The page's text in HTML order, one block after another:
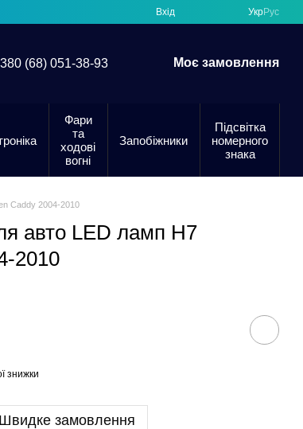
Вхід УкрРус
(68) 051-38-93 Моє замовлення
Фари
та
ходові
вогні
Запобіжники
Підсвітка
номерного
знака
Caddy 2004-2010
авто LED ламп H7
2010
знижки
Швидке замовлення